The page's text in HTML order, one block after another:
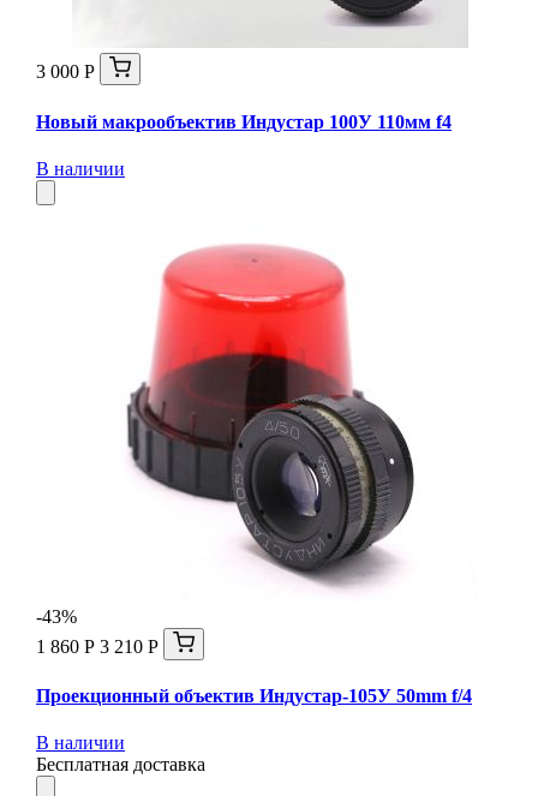
3 000 Р
Новый макрообъектив Индустар 100У 110мм f4
В наличии
-43%
1 860 Р 3 210 Р
Проекционный объектив Индустар-105У 50mm f/4
В наличии
Бесплатная доставка